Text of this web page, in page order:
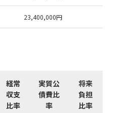
23,400,000円
経常
収支
比率
実質公
債費比
率
将来
負担
比率